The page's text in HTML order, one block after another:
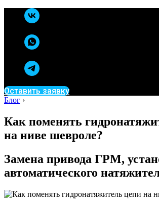
Оставить заявку
Блог ›
Как поменять
на ниве шевроле?
Замена привода ГРМ,
автоматического